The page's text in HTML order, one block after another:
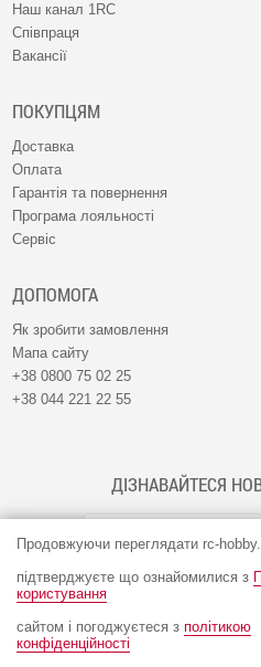
Продовжуючи переглядати rc-
підтверджуєте що ознайомилися з
користування
сайтом і погоджуєтеся з політикою
конфіденційності
Наш канал 1RC
Співпраця
Вакансії
ПОКУПЦЯМ
Доставка
Оплата
Гарантія та повернення
Програма лояльності
Сервіс
ДОПОМОГА
Як зробити замовлення
Мапа сайту
+38 0800 75 02 25
+38 044 221 22 55
ДІЗНАВАЙТЕСЯ
© Інтернет-магазин RC-